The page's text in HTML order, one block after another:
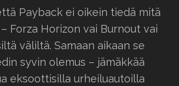
Payback ei oikein tiedä mitä
Forza Horizon vai Burnout vai
väliltä. Samaan aikaan se
syvin olemus – jämäkkää
eksoottisilla urheiluautoilla